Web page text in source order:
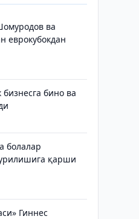
ва
еврокубокдан
бино ва
болалар
қарши
Гиннес